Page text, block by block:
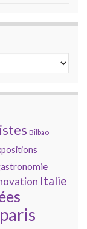
Bilbao
Italie
paris